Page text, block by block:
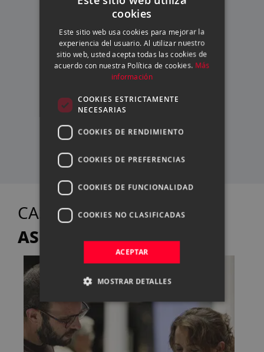
FINANCIACIÓN
A TU MEDIDA
ASESORAMIENTO
PERSONALIZADO
SERVICIO TÉCNICO
CASANOVA FOTOTE
ASESORA
ENGLISH
CATALAN
cookies
Este sitio web usa cookies para mejorar la
experiencia del usuario. Al utilizar nuestro
sitio web, usted acepta todas las cookies de
acuerdo con nuestra Política de cookies. Más
información
COOKIES ESTRICTAMENTE
NECESARIAS
COOKIES DE RENDIMIENTO
COOKIES DE PREFERENCIAS
COOKIES DE FUNCIONALIDAD
COOKIES NO CLASIFICADAS
ACEPTAR
MOSTRAR DETALLES